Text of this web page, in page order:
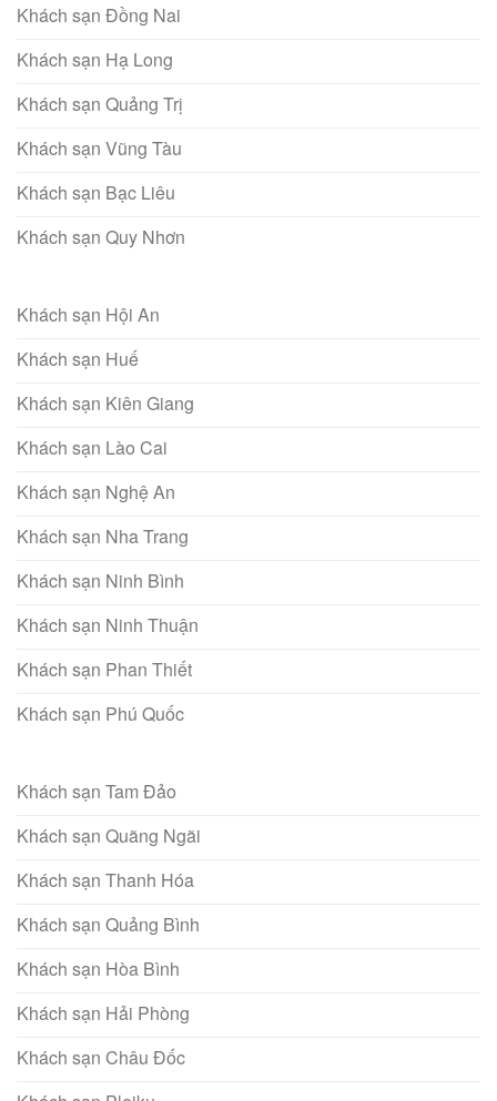
Khách sạn Đồng Nai
Khách sạn Hạ Long
Khách sạn Quảng Trị
Khách sạn Vũng Tàu
Khách sạn Bạc Liêu
Khách sạn Quy Nhơn
Khách sạn Hội An
Khách sạn Huế
Khách sạn Kiên Giang
Khách sạn Lào Cai
Khách sạn Nghệ An
Khách sạn Nha Trang
Khách sạn Ninh Bình
Khách sạn Ninh Thuận
Khách sạn Phan Thiết
Khách sạn Phú Quốc
Khách sạn Tam Đảo
Khách sạn Quãng Ngãi
Khách sạn Thanh Hóa
Khách sạn Quảng Bình
Khách sạn Hòa Bình
Khách sạn Hải Phòng
Khách sạn Châu Đốc